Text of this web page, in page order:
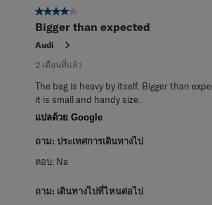
วิจารณ์
4 จาก 5 ดาว
Bigger than expected
Audi
2 เดือนที่แล้ว
The bag is heavy by itself. Bigger than
it is small and handy size.
แปลด้วย Google
ถาม: ประเทศการเดินทางไป
ตอบ: Na
ถาม: เดินทางไปที่ไหนต่อไป